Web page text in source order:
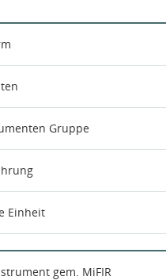
Gruppe
Einheit
gem. MiFIR